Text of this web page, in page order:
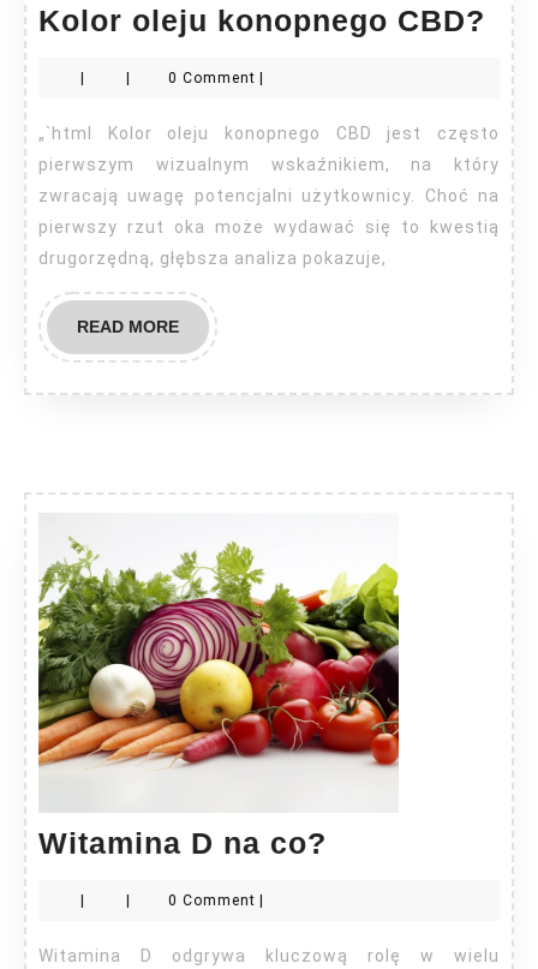
Kolor oleju konopnego CBD?
| | 0 Comment |
„`html Kolor oleju konopnego CBD jest często
pierwszym wizualnym wskaźnikiem, na który
zwracają uwagę potencjalni użytkownicy. Choć na
pierwszy rzut oka może wydawać się to kwestią
drugorzędną, głębsza analiza pokazuje,
READ MOREREAD
MORE
Witamina D na co?
co?
0 Comment
Witamina D odgrywa kluczową rolę w wielu